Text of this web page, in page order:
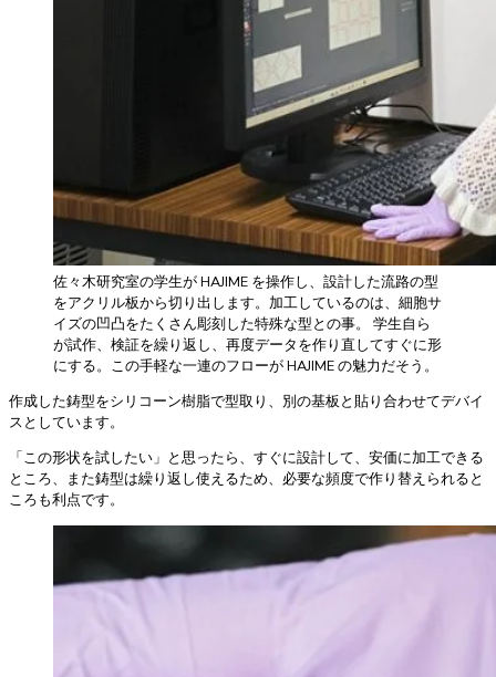
佐々木研究室の学生が HAJIME を操作し、設計した流路の型
をアクリル板から切り出します。加工しているのは、細胞サ
イズの凹凸をたくさん彫刻した特殊な型との事。 学生自ら
が試作、検証を繰り返し、再度データを作り直してすぐに形
にする。この手軽な一連のフローが HAJIME の魅力だそう。
作成した鋳型をシリコーン樹脂で型取り、別の基板と貼り合わせてデバイ
スとしています。
「この形状を試したい」と思ったら、すぐに設計して、安価に加工できる
ところ、また鋳型は繰り返し使えるため、必要な頻度で作り替えられると
ころも利点です。